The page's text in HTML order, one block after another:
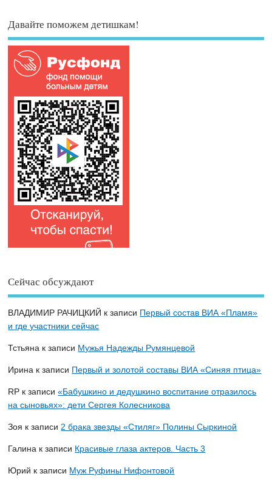
Давайте поможем детишкам!
Сейчас обсуждают
ВЛАДИМИР РАЧИЦКИЙ к записи Первый состав ВИА «Пламя»
и где участники сейчас
Тстьяна к записи Мужья Надежды Румянцевой
Ирина к записи Первый и золотой составы ВИА «Синяя птица»
RP к записи«Бабушкино и дедушкино воспитание отразилось
на сыновьях»: дети Сергея Колесникова
Зоя к записи2 брака звезды «Стиляг» Полины Сыркиной
Галина к записи Красивые глаза актеров. Часть 3
Юрий к записи Муж Руфины Нифонтовой